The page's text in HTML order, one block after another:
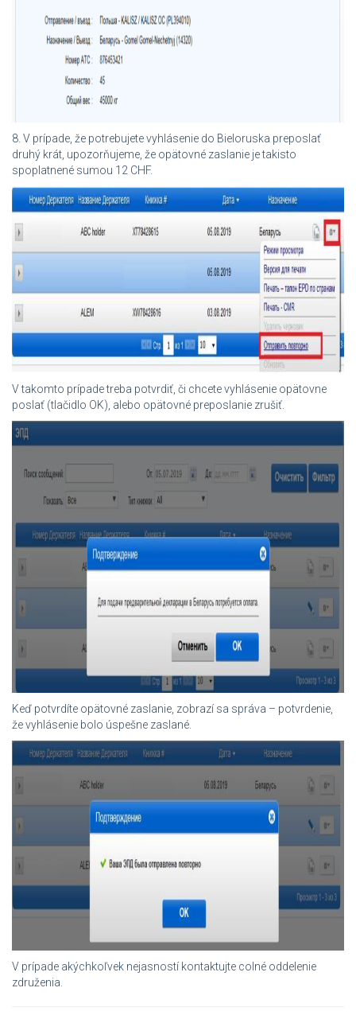
8. V prípade, že potrebujete vyhlásenie do Bieloruska preposlať
druhý krát, upozorňujeme, že opätovné zaslanie je takisto
spoplatnené sumou 12 CHF.
V takomto prípade treba potvrdiť, či chcete vyhlásenie opätovne
poslať (tlačidlo OK), alebo opätovné preposlanie zrušiť.
Keď potvrdíte opätovné zaslanie, zobrazí sa správa – potvrdenie,
že vyhlásenie bolo úspešne zaslané.
V prípade akýchkoľvek nejasností kontaktujte colné oddelenie
združenia.